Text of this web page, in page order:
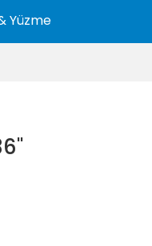
Yüzme